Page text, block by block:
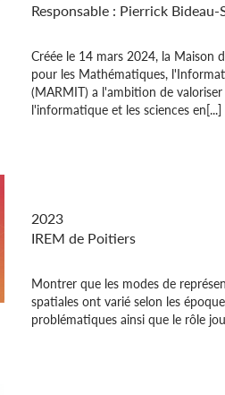
Responsable : Pierrick Bideau-
Créée le 14 mars 2024, la Maison
pour les Mathématiques,
(MARMIT) a l'ambition de
l'informatique et les sciences en[...]
2023
IREM de Poitiers
Montrer que les modes de
spatiales ont varié selon les
problématiques ainsi que le rôle